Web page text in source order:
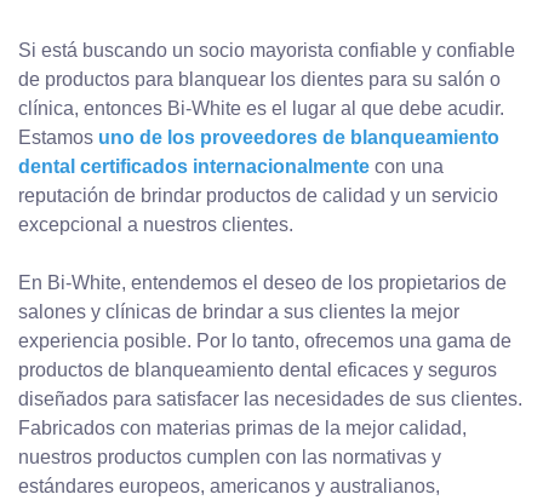
Si está buscando un socio mayorista confiable y confiable
de productos para blanquear los dientes para su salón o
clínica, entonces Bi-White es el lugar al que debe acudir.
Estamos uno de los proveedores de blanqueamiento
dental certificados internacionalmente con una
reputación de brindar productos de calidad y un servicio
excepcional a nuestros clientes.
En Bi-White, entendemos el deseo de los propietarios de
salones y clínicas de brindar a sus clientes la mejor
experiencia posible. Por lo tanto, ofrecemos una gama de
productos de blanqueamiento dental eficaces y seguros
diseñados para satisfacer las necesidades de sus clientes.
Fabricados con materias primas de la mejor calidad,
nuestros productos cumplen con las normativas y
estándares europeos, americanos y australianos,